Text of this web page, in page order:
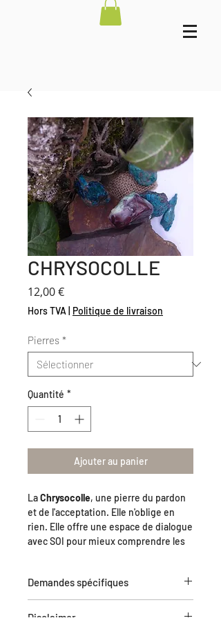
CHRYSOCOLLE
12,00 €Prix
Hors TVA Politique de livraison
Pierres *
Quantité *
Ajouter au panier
LaChrysocolle, une pierre du pardon
et de l'acceptation. Elle n'oblige en
rien. Elle offre une espace de dialogue
avec SOI pour mieux comprendre les
accompagnent sur ce chemin de vie
afin de saisir le message réel des
partages du passés qui nous ont
Demandes spécifiques